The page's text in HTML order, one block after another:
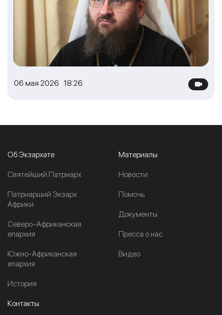
06 мая 2026 18:26
Об Экзархате
Cвятейший Патриарх
Патриарший Экзарх
Африки
Северо-Африканская
епархия
Южно-Африканская
епархия
История
Материалы
Новости
Помочь
Документы
Пресса о нас
Видео
Контакты